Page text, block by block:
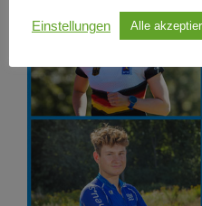
Einstellungen Alle